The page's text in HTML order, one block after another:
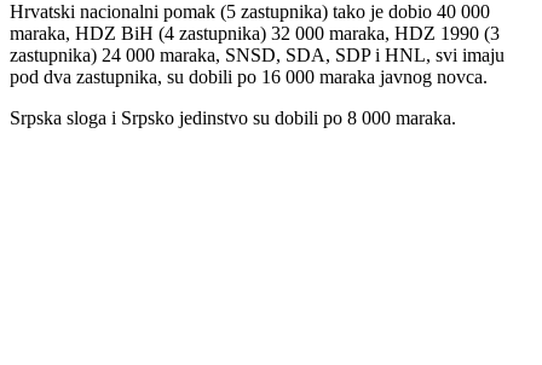
Hrvatski nacionalni pomak (5 zastupnika) tako je dobio 40 000
maraka, HDZ BiH (4 zastupnika) 32 000 maraka, HDZ 1990 (3
zastupnika) 24 000 maraka, SNSD, SDA, SDP i HNL, svi imaju
pod dva zastupnika, su dobili po 16 000 maraka javnog novca.
Srpska sloga i Srpsko jedinstvo su dobili po 8 000 maraka.